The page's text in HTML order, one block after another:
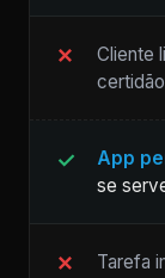
Cliente
certidão
App
se
Tarefa